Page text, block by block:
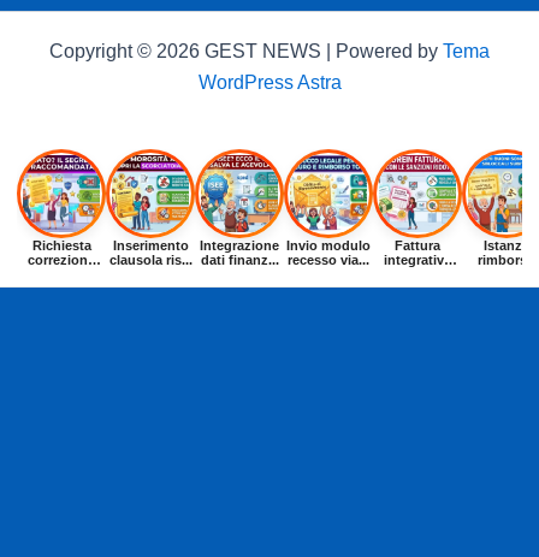
Copyright © 2026 GEST NEWS | Powered by Tema
WordPress Astra
Richiesta
correzione
Inserimento
clausola ris...
Integrazione
dati finanz...
Invio modulo
recesso via...
Fattura
integrativa
Istanza
rimborso